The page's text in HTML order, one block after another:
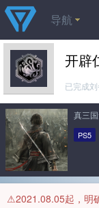
导航
开辟
已完成刘
真三
PS5
⚠️2021.08.05起，明